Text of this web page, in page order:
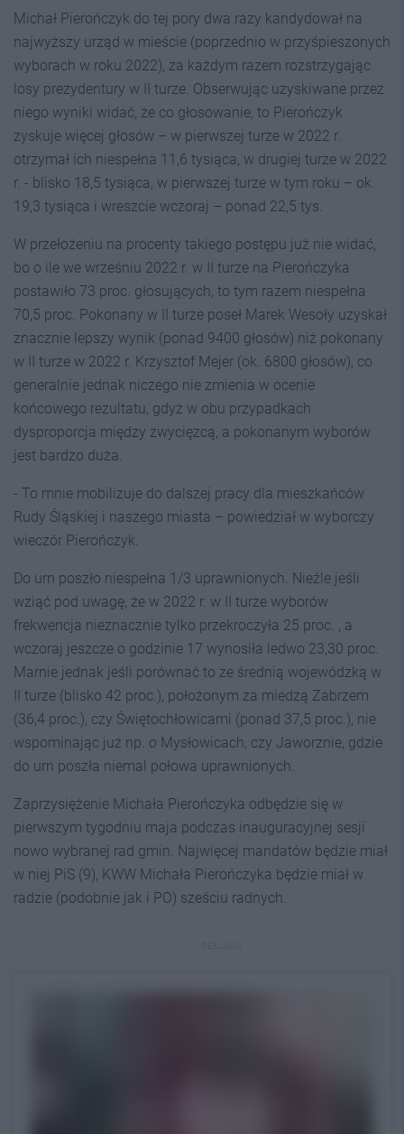
Michał Pierończyk do tej pory dwa razy kandydował na
najwyższy urząd w mieście (poprzednio w przyśpieszonych
wyborach w roku 2022), za każdym razem rozstrzygając
losy prezydentury w II turze. Obserwując uzyskiwane przez
niego wyniki widać, że co głosowanie, to Pierończyk
zyskuje więcej głosów – w pierwszej turze w 2022 r.
otrzymał ich niespełna 11,6 tysiąca, w drugiej turze w 2022
r. - blisko 18,5 tysiąca, w pierwszej turze w tym roku – ok.
19,3 tysiąca i wreszcie wczoraj – ponad 22,5 tys.
W przełożeniu na procenty takiego postępu już nie widać,
bo o ile we wrześniu 2022 r. w II turze na Pierończyka
postawiło 73 proc. głosujących, to tym razem niespełna
70,5 proc. Pokonany w II turze poseł Marek Wesoły uzyskał
znacznie lepszy wynik (ponad 9400 głosów) niż pokonany
w II turze w 2022 r. Krzysztof Mejer (ok. 6800 głosów), co
generalnie jednak niczego nie zmienia w ocenie
końcowego rezultatu, gdyż w obu przypadkach
dysproporcja między zwycięzcą, a pokonanym wyborów
jest bardzo duża.
- To mnie mobilizuje do dalszej pracy dla mieszkańców
Rudy Śląskiej i naszego miasta – powiedział w wyborczy
wieczór Pierończyk.
Do urn poszło niespełna 1/3 uprawnionych. Nieźle jeśli
wziąć pod uwagę, że w 2022 r. w II turze wyborów
frekwencja nieznacznie tylko przekroczyła 25 proc. , a
wczoraj jeszcze o godzinie 17 wynosiła ledwo 23,30 proc.
Marnie jednak jeśli porównać to ze średnią wojewódzką w
II turze (blisko 42 proc.), położonym za miedzą Zabrzem
(36,4 proc.), czy Świętochłowicami (ponad 37,5 proc.), nie
wspominając już np. o Mysłowicach, czy Jaworznie, gdzie
do urn poszła niemal połowa uprawnionych.
Zaprzysiężenie Michała Pierończyka odbędzie się w
pierwszym tygodniu maja podczas inauguracyjnej sesji
nowo wybranej rad gmin. Najwięcej mandatów będzie miał
w niej PiS (9), KWW Michała Pierończyka będzie miał w
radzie (podobnie jak i PO) sześciu radnych.